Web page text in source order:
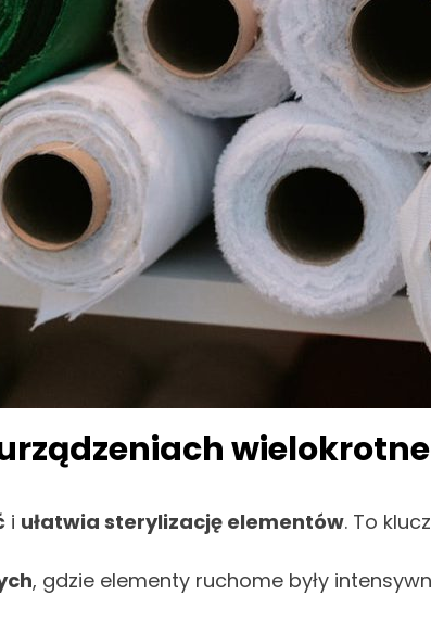
i ułatwia sterylizację elementów. To
, gdzie elementy ruchome były